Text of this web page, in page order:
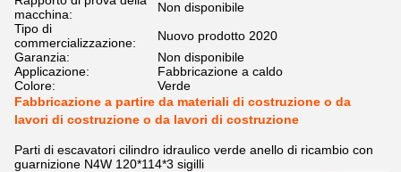
macchina:
Non disponibile
Tipo di
commercializzazione:
Nuovo prodotto 2020
Garanzia:
Non disponibile
Applicazione:
Fabbricazione a caldo
Colore:
Verde
Fabbricazione a partire da materiali di costruzione o da
lavori di costruzione o da lavori di costruzione
Parti di escavatori cilindro idraulico verde anello di ricambio con
guarnizione N4W 120*114*3 sigilli